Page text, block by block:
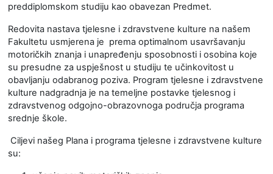
preddiplomskom studiju kao obavezan Predmet.
Redovita nastava tjelesne i zdravstvene kulture na našem
Fakultetu usmjerena je prema optimalnom usavršavanju
motoričkih znanja i unapređenju sposobnosti i osobina koje
su presudne za uspješnost u studiju te učinkovitost u
obavljanju odabranog poziva. Program tjelesne i zdravstvene
kulture nadgradnja je na temeljne postavke tjelesnog i
zdravstvenog odgojno-obrazovnoga područja programa
srednje škole.
Ciljevi našeg Plana i programa tjelesne i zdravstvene kulture
su: